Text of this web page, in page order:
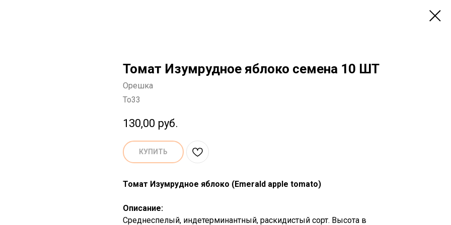
Томат Изумрудное яблоко семена 10 ШТ
Орешка
To33
130,00 руб.
КУПИТЬ
Томат Изумрудное яблоко (Emerald apple tomato)
Описание:
Среднеспелый, индетерминантный, раскидистый сорт. Высота в